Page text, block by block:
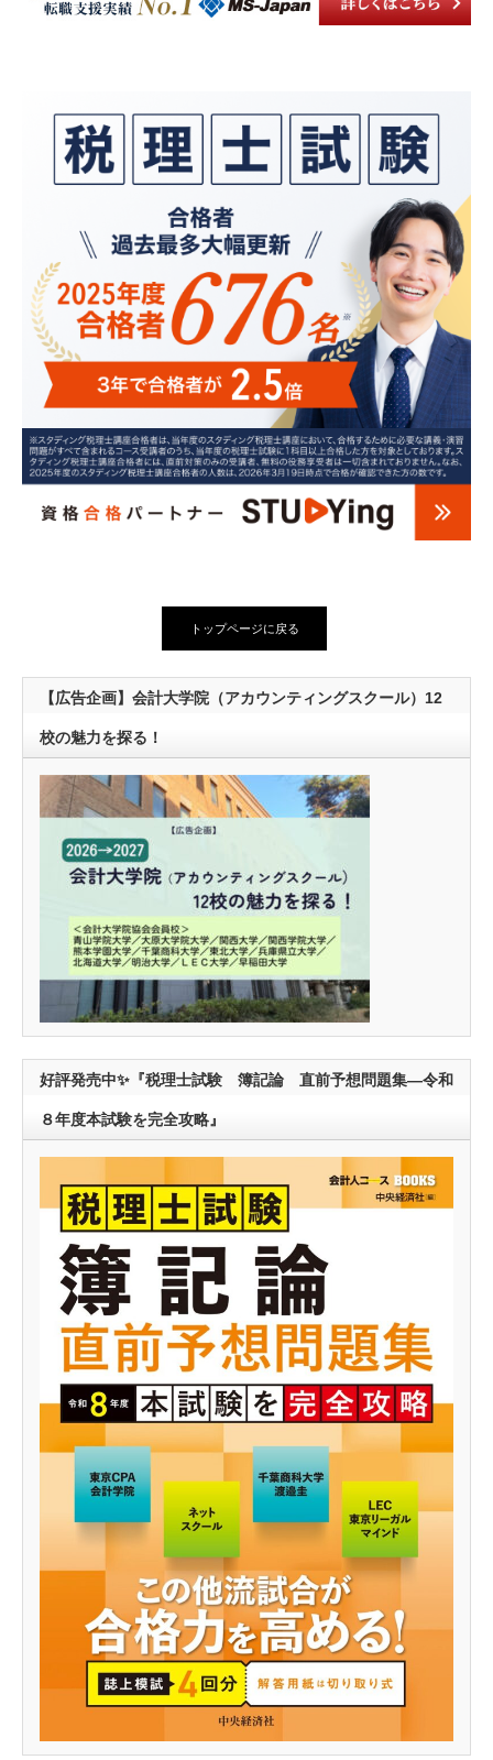
トップページに戻る
【広告企画】会計大学院（アカウンティングスクール）12
校の魅力を探る！
好評発売中✨『税理士試験 簿記論 直前予想問題集―令和
８年度本試験を完全攻略』